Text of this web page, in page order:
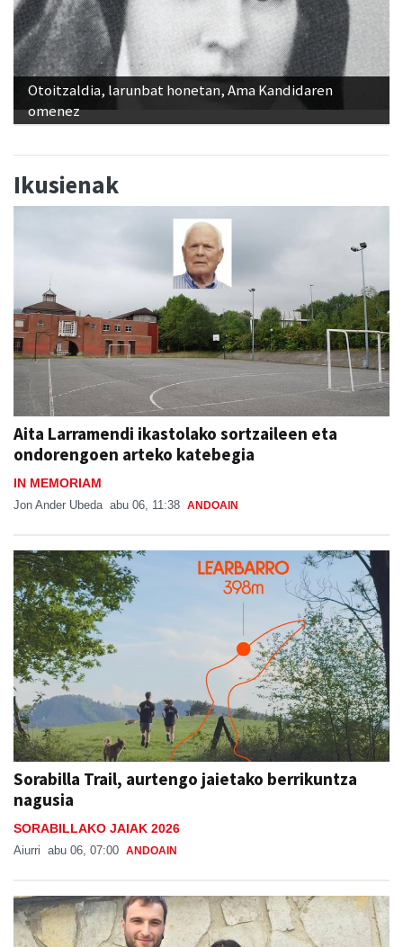
Otoitzaldia, larunbat honetan, Ama Kandidaren
omenez
Ikusienak
Aita Larramendi ikastolako sortzaileen eta
ondorengoen arteko katebegia
IN MEMORIAM
Jon Ander Ubeda abu 06, 11:38 ANDOAIN
Sorabilla Trail, aurtengo jaietako berrikuntza
nagusia
SORABILLAKO JAIAK 2026
Aiurri abu 06, 07:00 ANDOAIN